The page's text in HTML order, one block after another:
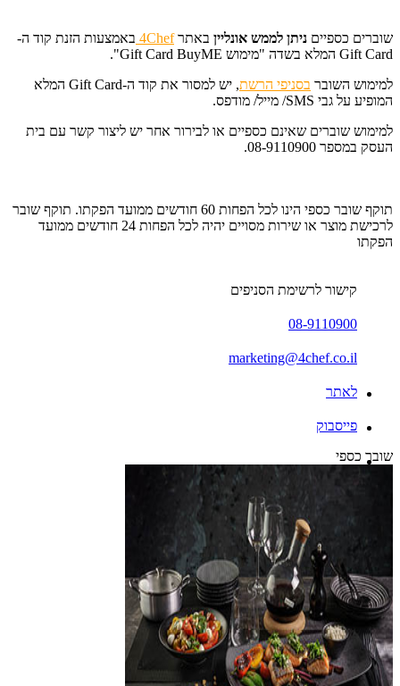
שוברים כספיים ניתן לממש אונליין באתר4Chef באמצעות הזנת קוד ה-
Gift Card המלא בשדה "מימוש Gift Card BuyME".
למימוש השובר בסניפי הרשת
, יש למסור את קוד ה-Gift Card המלא
המופיע על גבי SMS/ מייל/ מודפס.
למימוש שוברים שאינם כספיים או לבירור אחר יש ליצור קשר עם בית
העסק במספר 08-9110900.
תוקף שובר כספי הינו לכל הפחות 60 חודשים ממועד הפקתו. תוקף שובר
לרכישת מוצר או שירות מסויים יהיה לכל הפחות 24 חודשים ממועד
הפקתו
קישור לרשימת הסניפים
08-9110900
marketing@4chef.co.il
לאתר
פייסבוק
שובר כספי